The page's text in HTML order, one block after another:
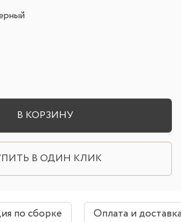
В КОРЗИНУ
В ОДИН КЛИК
по сборке Оплата и